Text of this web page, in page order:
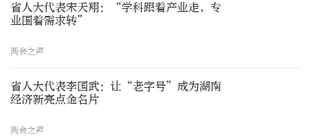
省人大代表宋天翔：“学科跟着产业走，专
业围着需求转”
两会之声
省人大代表李国武：让“老字号”成为湖南
经济新亮点金名片
两会之声